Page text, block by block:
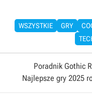
WSZYSTKIE GRY
Poradnik Gothic
Najlepsze gry 2025